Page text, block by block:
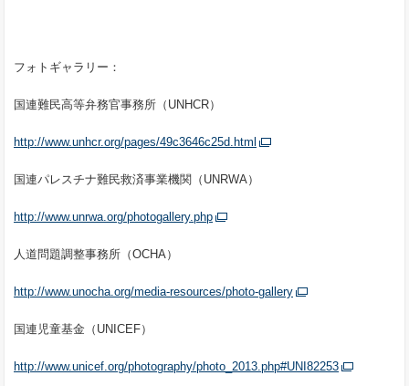
フォトギャラリー：
国連難民高等弁務官事務所（UNHCR）
http://www.unhcr.org/pages/49c3646c25d.html
国連パレスチナ難民救済事業機関（UNRWA）
http://www.unrwa.org/photogallery.php
人道問題調整事務所（OCHA）
http://www.unocha.org/media-resources/photo-gallery
国連児童基金（UNICEF）
http://www.unicef.org/photography/photo_2013.php#UNI82253